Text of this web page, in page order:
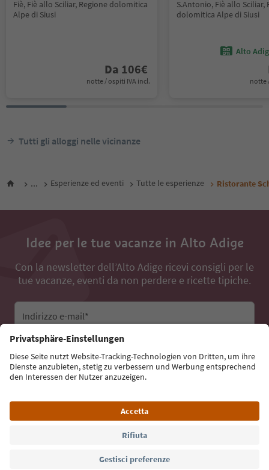
Fiè, Fiè allo Sciliar, Regione dolomitica
Alpe di Siusi
Da 106€
notte / ospiti IVA incl.
S.Antonio, Fiè allo Sciliar,
dolomitica Alpe di Siusi
Alto
notte
Tutti gli alloggi nelle vicinanze
... Esperienze ed eventi Tutte le esperienze Ristorante
Idee per le tue vacanze in Alto Adige
Con la newsletter dell’Alto Adige ricevi consigli per le
tue vacanze, eventi da non perdere e ricette tipiche.
Indirizzo e-mail*
Iscriviti alla newsletter